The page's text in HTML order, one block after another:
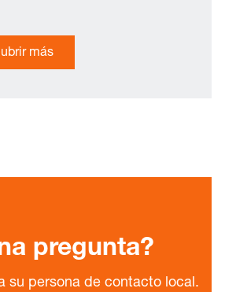
más
pregunta?
su persona de contacto local.